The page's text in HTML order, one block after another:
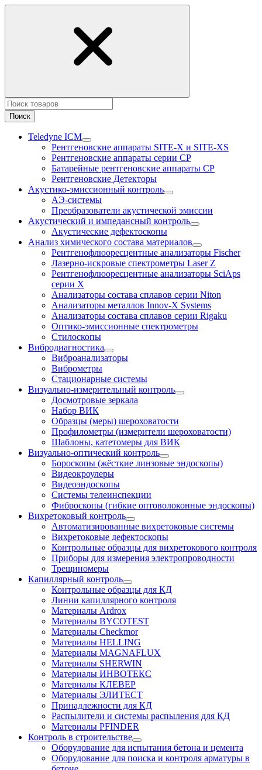
Поиск
Teledyne ICM
Рентгеновские аппараты SITE-X и SITE-XS
Рентгеновские аппараты серии CP
Батарейные рентгеновские аппараты CP
Рентгеновские Детекторы
Акустико-эмисcионный контроль
АЭ-системы
Преобразователи акустической эмиссии
Акустический и импедансный контроль
Акустические дефектоскопы
Анализ химического состава материалов
Рентгенофлюоресцентные анализаторы Fischer
Лазерно-искровые спектрометры Laser Z
Рентгенофлюоресцентные анализаторы SciAps
серии Х
Анализаторы состава сплавов серии Niton
Анализаторы металлов Innov-X Systems
Анализаторы состава сплавов серии Rigaku
Оптико-эмиссионные спектрометры
Стилоскопы
Вибродиагностика
Виброанализаторы
Виброметры
Стационарные системы
Визуально-измерительный контроль
Досмотровые зеркала
Набор ВИК
Образцы (меры) шероховатости
Профилометры (измерители шероховатости)
Шаблоны, катетомеры для ВИК
Визуально-оптический контроль
Бороскопы (жёсткие линзовые эндоскопы)
Видеокроулеры
Видеоэндоскопы
Системы телеинспекции
Фиброскопы (гибкие оптоволоконные эндоскопы)
Вихретоковый контроль
Автоматизированные вихретоковые системы
Вихретоковые дефектоскопы
Контрольные образцы для вихретокового контроля
Приборы для измерения электропроводности
Трещиномеры
Капиллярный контроль
Контрольные образцы для КД
Линии капиллярного контроля
Материалы Ardrox
Материалы BYCOTEST
Материалы Checkmor
Материалы HELLING
Материалы MAGNAFLUX
Материалы SHERWIN
Материалы ИНВОТЕКС
Материалы КЛЕВЕР
Материалы ЭЛИТЕСТ
Принадлежности для КД
Распылители и системы распыления для КД
Материалы PFINDER
Контроль в строительстве
Оборудование для испытания бетона и цемента
Оборудование для поиска и контроля арматуры в